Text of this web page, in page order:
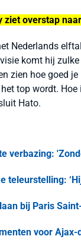
ziet overstap
Nederlands
komt hij
zien hoe goed
top wordt.
Hato.
verbazing:
teleurstelling:
bij Paris
voor